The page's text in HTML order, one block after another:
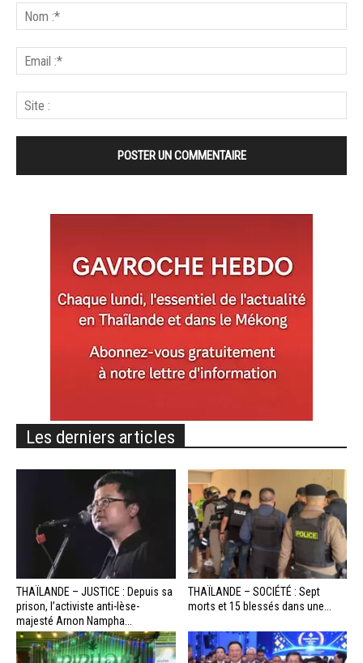
Les derniers articles
THAÏLANDE – JUSTICE : Depuis sa
prison, l’activiste anti-lèse-
majesté Arnon Nampha...
THAÏLANDE – SOCIÉTÉ : Sept
morts et 15 blessés dans une...